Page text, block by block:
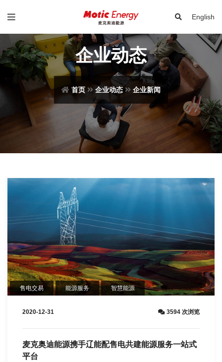
English
企业动态
首页 企业动态 企业新闻
售电交易 能源服务 智慧能源
2020-12-31 3594 次浏览
麦克奥迪能源携手辽能配售电共建能源服务一站式
平台